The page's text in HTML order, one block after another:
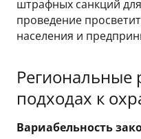
штрафных санкций
проведение
населения и
Региональные
подходах к
Вариабельность